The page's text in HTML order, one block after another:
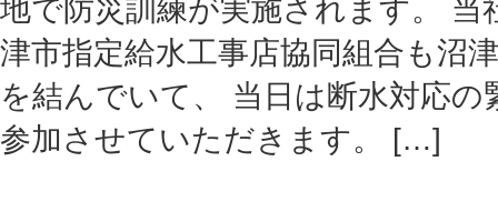
地で防災訓練が実施されます。 当
津市指定給水工事店協同組合も沼
を結んでいて、 当日は断水対応の
参加させていただきます。 […]